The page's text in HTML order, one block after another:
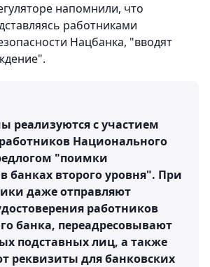
напомнили, что
работниками
Нацбанка, "вводят
реализуются с участием
Национального
"поимки
банках второго уровня". При
даже отправляют
работников
банка, переадресовывают
подставных лиц, а также
реквизиты для банковских